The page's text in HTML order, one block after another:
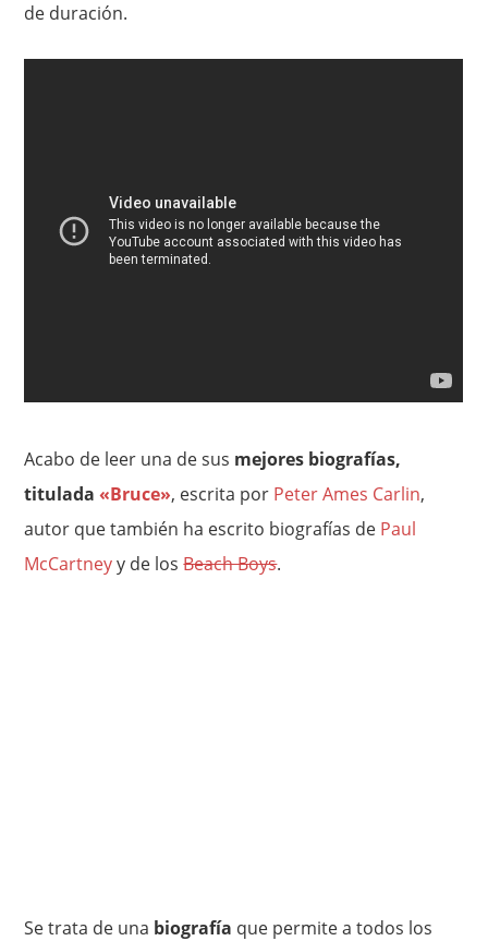
de duración.
Acabo de leer una de sus mejores biografías,
titulada«Bruce», escrita por Peter Ames Carlin,
autor que también ha escrito biografías de Paul
McCartneyy de losBeach Boys.
Se trata de una biografía que permite a todos los